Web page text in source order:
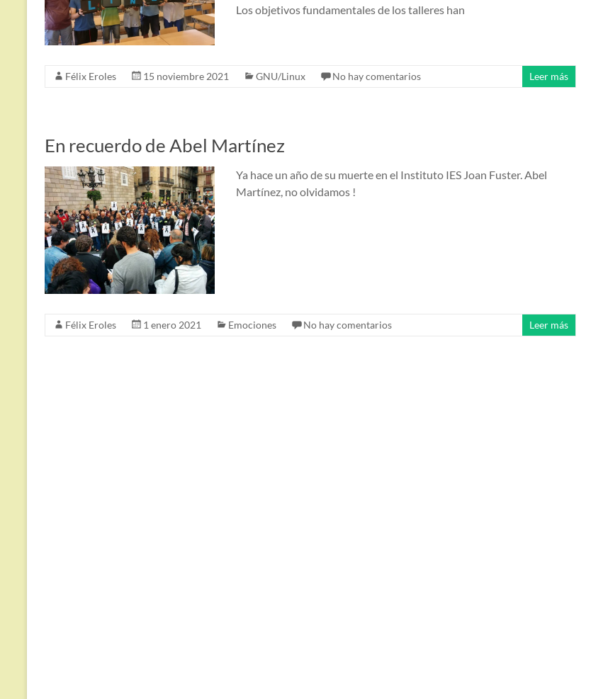
Los objetivos fundamentales de los talleres han
Félix Eroles 15 noviembre 2021 GNU/Linux No hay comentarios Leer más
En recuerdo de Abel Martínez
Ya hace un año de su muerte en el Instituto IES Joan Fuster. Abel
Martínez, no olvidamos !
Félix Eroles 1 enero 2021 Emociones No hay comentarios Leer más